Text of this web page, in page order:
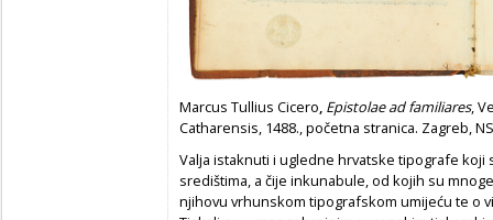
Marcus Tullius Cicero, Epistolae ad familiares,
Catharensis, 1488., početna stranica. Zagreb,
Valja istaknuti i ugledne hrvatske tipografe
središtima, a čije inkunabule, od kojih su
njihovu vrhunskom tipografskom umijeću te o